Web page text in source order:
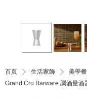
首頁 生活家飾 美學
Grand Cru Barware 調酒量酒